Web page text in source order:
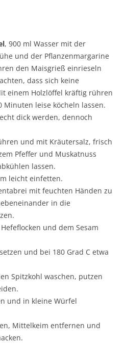
, 900 ml Wasser mit der
und der Pflanzenmargarine
den Maisgrieß einrieseln
dass sich keine
einem Holzlöffel kräftig rühren
Minuten leise köcheln lassen.
dick werden, dennoch
und mit Kräutersalz, frisch
Pfeffer und Muskatnuss
lassen.
leicht einfetten.
mit feuchten Händen zu
in die
und dem Sesam
und bei 180 Grad C etwa
Spitzkohl waschen, putzen
und in kleine Würfel
Mittelkeim entfernen und